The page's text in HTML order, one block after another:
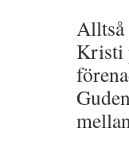
Alltså
Kristi